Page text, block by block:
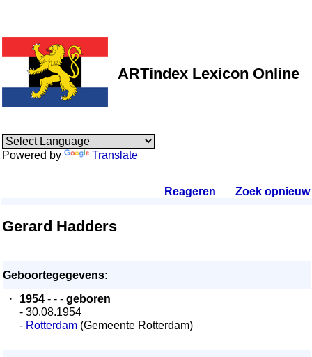
ARTindex Lexicon Online
Powered by Translate
Reageren Zoek opnieuw.
Gerard Hadders
Geboortegegevens:
·
1954 - - - geboren
- 30.08.1954
- Rotterdam (Gemeente Rotterdam)